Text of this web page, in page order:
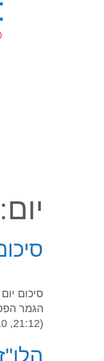
יום:
(21:12, 21:10). אמנם מאחר והפסיד בשני המשחקים הראשונים בשלב הבתים, […]
הלו"ז